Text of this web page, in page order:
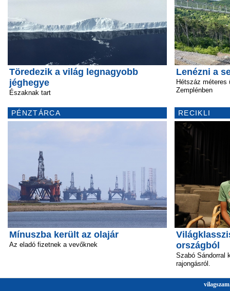
Töredezik a világ legnagyobb
jéghegye
Északnak tart
PÉNZTÁRCA
Mínuszba került az olajár
Az eladó fizetnek a vevőknek
Lenézni a
Hétszáz méteres
Zemplénben
RECIKLI
országból
Szabó Sándorral
rajongásról.